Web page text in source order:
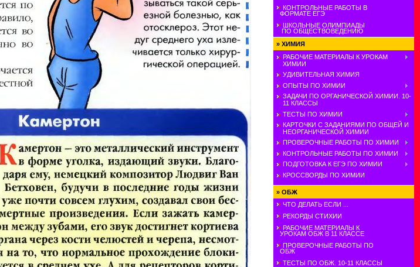
КОНТРОЛЬНЫЕ РАБОТЫ В
ФОРМАТЕ ЕГЭ
ШКОЛЬНЫЕ ОЛИМПИАДЫ
ПО ОБЩЕСТВОВЕДЕНИЮ
» ХИМИЯ
РАБОЧИЕ МАТЕРИАЛЫ К УРОКАМ
ХИМИИ
УДИВИТЕЛЬНАЯ ХИМИЯ
ОПЫТЫ ПО ХИМИИ
ЗАДАЧИ ПО ОРГАНИЧЕСКОЙ ХИМИИ. 10-
11 КЛАССЫ
ТЕСТЫ ПО ХИМИИ
КАРТОЧКИ С ЗАДАНИЯМИ ПО ОБЩЕЙ И
НЕОРГАНИЧЕСКОЙ ХИМИИ
ПРОВЕРОЧНЫЕ РАБОТЫ ПО ХИМИИ
КОНТРОЛЬНЫЕ РАБОТЫ ПО ХИМИИ
ПОДГОТОВКА К ЕГЭ ПО ХИМИИ
КРОССВОРДЫ ПО ХИМИИ
» ОБЖ
ЧТО ДЕЛАТЬ ЕСЛИ ...
РЕКОРДЫ СТИХИИ
РАБОЧИЕ МАТЕРИАЛЫ К
УРОКАМ ОБЖ В 11 КЛАССЕ
ПРОВЕРОЧНЫЕ РАБОТЫ ПО
ОБЖ
ТЕСТЫ ПО ОБЖ. 10-11 КЛАССЫ